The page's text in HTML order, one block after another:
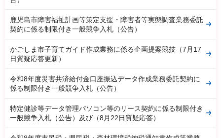
鹿児島市障害福祉計画等策定支援・障害者等実態調査業務委託
契約に係る制限付き一般競争入札（公告）
かごしま市子育てガイド作成業務に係る企画提案競技（7月17
日質疑応答更新）
令和8年度災害共済給付金口座振込データ作成業務委託契約に
係る制限付き一般競争入札（公告）
特定健診等データ管理パソコン等のリース契約に係る制限付き
一般競争入札（公告）及び（8月22日質疑応答）